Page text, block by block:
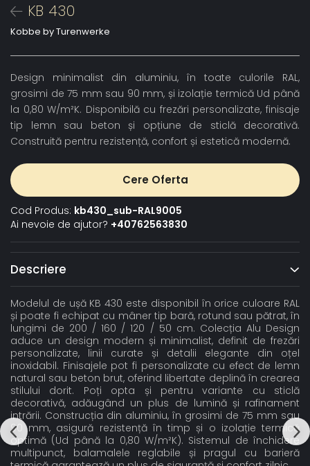
KB 430
Kobbe by Turenwerke
Design minimalist din aluminiu, în toate culorile RAL,
grosimi de 75 mm sau 90 mm, și izolație termică Ud până
la 0,80 W/m²K. Disponibilă cu frezări personalizate, finisaje
tip lemn sau beton și opțiune de sticlă decorativă.
Construită pentru rezistență, confort și estetică modernă.
Cere Oferta
Cod Produs: kb430_sub-RAL9005
Ai nevoie de ajutor? +40762563830
Descriere
Modelul de ușă KB 430 este disponibil în orice culoare RAL
și poate fi echipat cu mâner tip bară, rotund sau pătrat, în
lungimi de 200 / 160 / 120 / 50 cm. Colecția Alu Design
aduce un design modern și minimalist, definit de frezări
personalizate, linii curate și detalii elegante din oțel
inoxidabil. Finisajele pot fi personalizate cu efect de lemn
natural sau beton brut, oferind libertate deplină în crearea
stilului dorit. Poți opta și pentru variante cu sticlă
decorativă, adăugând un plus de lumină și rafinament
intrării. Construcția din aluminiu, în grosimi de 75 mm sau
90 mm, asigură rezistență în timp și o izolație termică
optimă (Ud până la 0,80 W/m²K). Sistemul de închidere
multipunct, balamalele reglabile și pragul cu barieră